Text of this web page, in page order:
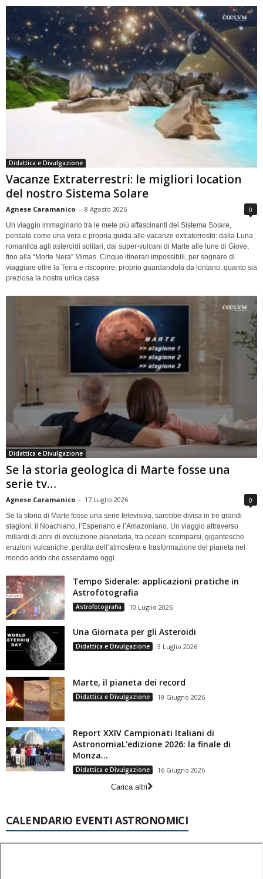
Didattica e Divulgazione
Vacanze Extraterrestri: le migliori location
del nostro Sistema Solare
Agnese Caramanico - 8 Agosto 2026 0
Un viaggio immaginario tra le mete più affascinanti del Sistema Solare,
pensato come una vera e propria guida alle vacanze extraterrestri: dalla Luna
romantica agli asteroidi solitari, dai super-vulcani di Marte alle lune di Giove,
fino alla “Morte Nera” Mimas. Cinque itinerari impossibili, per sognare di
viaggiare oltre la Terra e riscoprire, proprio guardandola da lontano, quanto sia
preziosa la nostra unica casa
Didattica e Divulgazione
Se la storia geologica di Marte fosse una
serie tv…
Agnese Caramanico - 17 Luglio 2026 0
Se la storia di Marte fosse una serie televisiva, sarebbe divisa in tre grandi
stagioni: il Noachiano, l’Esperiano e l’Amazoniano. Un viaggio attraverso
miliardi di anni di evoluzione planetaria, tra oceani scomparsi, gigantesche
eruzioni vulcaniche, perdita dell’atmosfera e trasformazione del pianeta nel
mondo arido che osserviamo oggi.
Tempo Siderale: applicazioni pratiche in
Astrofotografia
Astrofotografia 10 Luglio 2026
Una Giornata per gli Asteroidi
Didattica e Divulgazione 3 Luglio 2026
Marte, il pianeta dei record
Didattica e Divulgazione 19 Giugno 2026
Report XXIV Campionati Italiani di
AstronomiaL'edizione 2026: la finale di
Monza...
Didattica e Divulgazione
16 Giugno 2026
Carica altri
CALENDARIO EVENTI ASTRONOMICI